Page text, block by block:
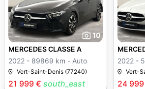
10
21 999 € south_east
MERCEDES CLASSE A
2022 - 89869 km - Auto
Vert-Saint-Denis (77240)
24
Vert-